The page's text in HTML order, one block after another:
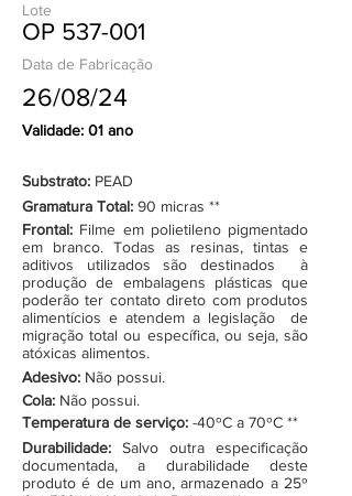
Lote
OP 537-001
Data de Fabricação
26/08/24
Validade: 01 ano
Substrato: PEAD
Gramatura Total: 90 micras **
Frontal: Filme em polietileno pigmentado
em branco. Todas as resinas, tintas e
aditivos utilizados são destinados à
produção de embalagens plásticas que
poderão ter contato direto com produtos
alimentícios e atendem a legislação de
migração total ou específica, ou seja, são
atóxicas alimentos.
Adesivo: Não possui.
Cola: Não possui.
Temperatura de serviço: -40ºC a 70ºC **
Durabilidade: Salvo outra especificação
documentada, a durabilidade deste
produto é de um ano, armazenado a 25º